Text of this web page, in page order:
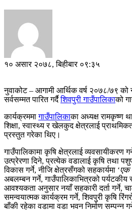
१० असार २०७८, बिहीबार ०९:३५
नुवाकोट – आगामी आर्थिक वर्ष २०७८/७९ को
सर्वसम्मत पारित गर्दैशिवपुरी गाउँपालिकाको
कार्यक्रममागाउँपालिकाका अध्यक्ष रामकृष्ण
शिक्षा, स्वास्थ्य र खेलकुद क्षेत्रलाई
प्रस्तुत गरेका थिए।
गाउँपालिकामा कृषि क्षेत्रलाई व्यवसायीकरण
उत्प्रेरणा दिने, प्रत्येक वडालाई कृषि तथा
विकास गर्ने, नीजि क्षेत्रसँगको सहकार्यमा ‘एक
अबलम्बन गर्ने, गाउँपालिकाभित्रको पर्यटकीय
आवश्यकता अनुसार नयाँ सहकारी दर्ता गर्ने,
समन्वयात्मक कार्यक्रम गर्ने, शिवपुरी कृषि
बाँकी रहेका वडामा वडा भवन निर्माण सम्पन्न